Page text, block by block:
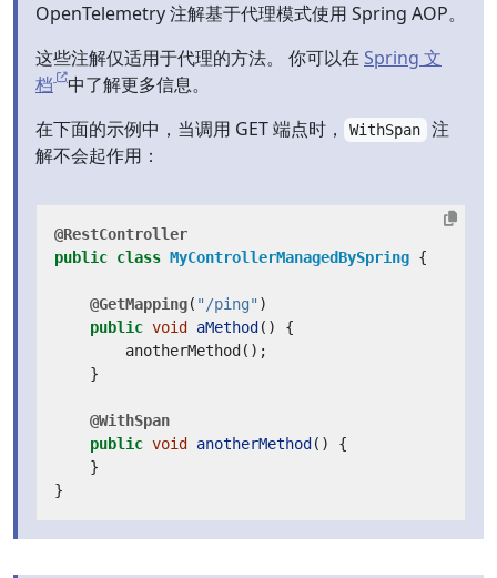
OpenTelemetry 注解基于代理模式使用 Spring AOP。
这些注解仅适用于代理的方法。 你可以在 Spring 文
档
中了解更多信息。
在下面的示例中，当调用 GET 端点时，
WithSpan 注
解不会起作用：
@RestController
public class MyControllerManagedBySpring {
@GetMapping( "/ping" )
public void aMethod ()
{
anotherMethod ();
}
@WithSpan
public void anotherMethod ()
{
}
}